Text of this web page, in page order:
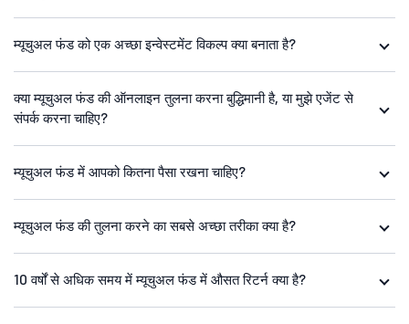
म्यूचुअल फंड को एक अच्छा इन्वेस्टमेंट विकल्प क्या बनाता है?
क्या म्यूचुअल फंड की ऑनलाइन तुलना करना बुद्धिमानी है, या मुझे एजेंट से
संपर्क करना चाहिए?
म्यूचुअल फंड में आपको कितना पैसा रखना चाहिए?
म्यूचुअल फंड की तुलना करने का सबसे अच्छा तरीका क्या है?
10 वर्षों से अधिक समय में म्यूचुअल फंड में औसत रिटर्न क्या है?